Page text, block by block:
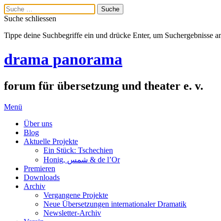
Suche schliessen
Tippe deine Suchbegriffe ein und drücke Enter, um Suchergebnisse
drama panorama
forum für übersetzung und theater e. v.
Menü
Über uns
Blog
Aktuelle Projekte
Ein Stück: Tschechien
Honig, شمس & de l’Or
Premieren
Downloads
Archiv
Vergangene Projekte
Neue Übersetzungen internationaler Dramatik
Newsletter-Archiv